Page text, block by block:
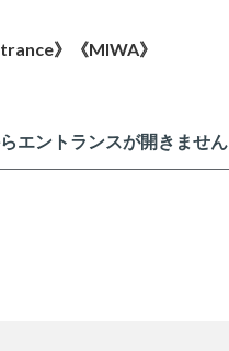
》《MIWA》
エントランスが開きません